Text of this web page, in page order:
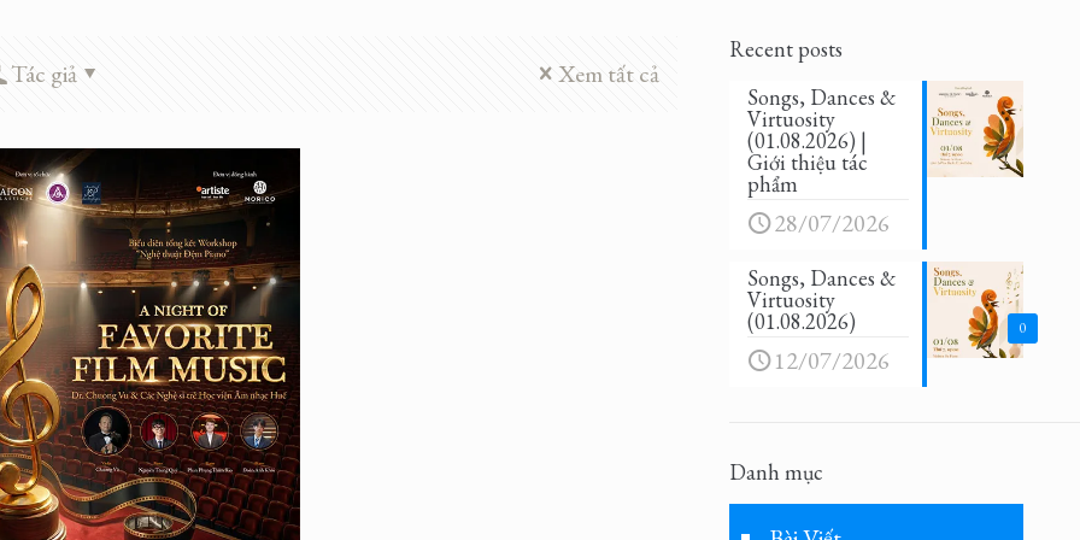
Tác giả Xem tất cả
Recent posts
Songs, Dances &
Virtuosity
(01.08.2026) |
Giới thiệu tác
phẩm
28/07/2026
0
Songs, Dances &
Virtuosity
(01.08.2026)
12/07/2026
Danh mục